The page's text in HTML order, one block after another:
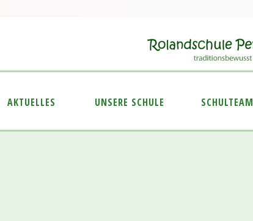
AKTUELLES UNSERE SCHULE SCHULTEAM